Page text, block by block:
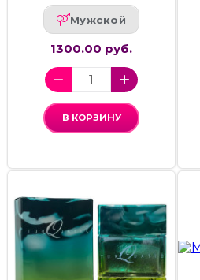
Мужской
1300.00 руб.
В КОРЗИНУ